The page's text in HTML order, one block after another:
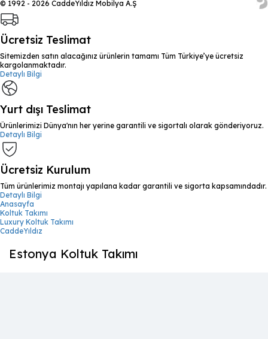
© 1992 - 2026 CaddeYıldız Mobilya A.Ş
Ücretsiz Teslimat
Sitemizden satın alacağınız ürünlerin tamamı Tüm Türkiye’ye ücretsiz
kargolanmaktadır.
Detaylı Bilgi
Yurt dışı Teslimat
Ürünlerimizi Dünya'nın her yerine garantili ve sigortalı olarak gönderiyoruz.
Detaylı Bilgi
Ücretsiz Kurulum
Tüm ürünlerimiz montajı yapılana kadar garantili ve sigorta kapsamındadır.
Detaylı Bilgi
Anasayfa
Koltuk Takımı
Luxury Koltuk Takımı
CaddeYıldız
Estonya Koltuk Takımı